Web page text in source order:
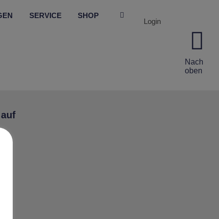
SERVICE SHOP
Login
Nach
oben